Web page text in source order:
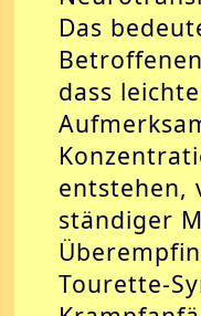
Das
dass
entstehen,
ständiger
Tourette-